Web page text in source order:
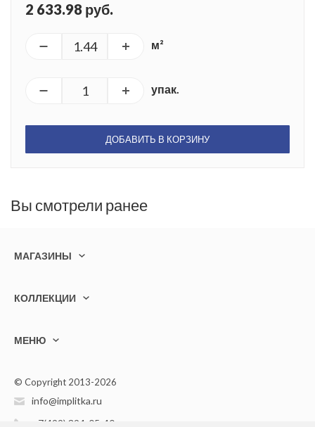
2 633.98 руб.
м²
упак.
ДОБАВИТЬ В КОРЗИНУ
Вы смотрели ранее
МАГАЗИНЫ
КОЛЛЕКЦИИ
МЕНЮ
© Copyright 2013-2026
info@implitka.ru
+7(499) 394-05-40